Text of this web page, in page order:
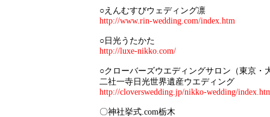
○えんむすびウェディング凛
http://www.rin-wedding.com/index.htm
○日光うたかた
http://luxe-nikko.com/
○クローバーズウエディングサロン（東京・
二社一寺日光世界遺産ウエディング
http://cloverswedding.jp/nikko-wedding/
〇神社挙式.com栃木